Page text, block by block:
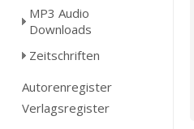
MP3 Audio
Downloads
Zeitschriften
Autorenregister
Verlagsregister